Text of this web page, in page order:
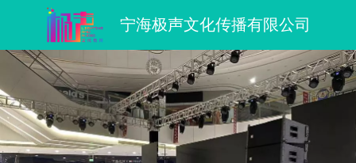
宁海极声文化传播有限公司